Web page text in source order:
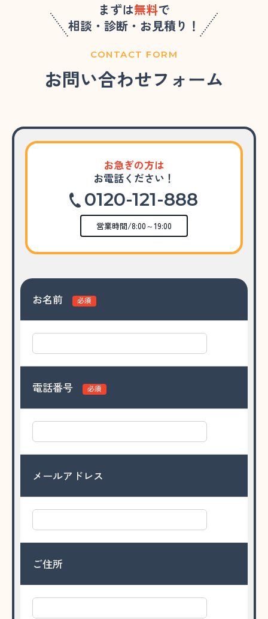
まずは無料で
相談・診断・お見積り！
CONTACT FORM
お問い合わせフォーム
お急ぎの方は
お電話ください！
0120-121-888
営業時間/8:00～19:00
お名前 必須
電話番号 必須
メールアドレス
ご住所